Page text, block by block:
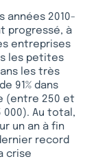
années 2010-
progressé, à
entreprises
les petites
les très
91% dans
(entre 250 et
000). Au total,
un an à fin
record
crise